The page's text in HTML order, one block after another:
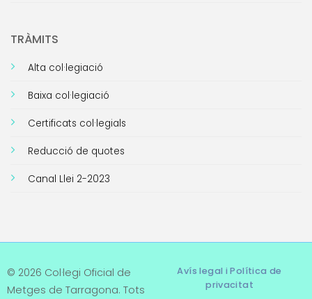
TRÀMITS
Alta col·legiació
Baixa col·legiació
Certificats col·legials
Reducció de quotes
Canal Llei 2-2023
© 2026 Col·legi Oficial de
Metges de Tarragona. Tots
Avís legal i Política de
privacitat